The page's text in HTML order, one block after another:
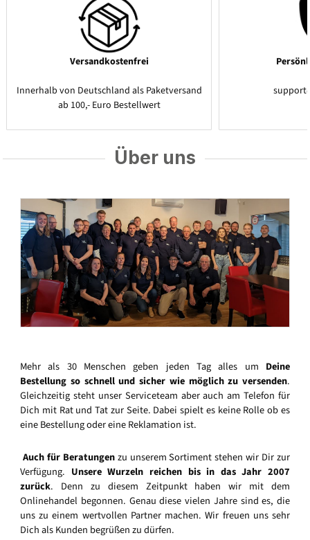
Versandkostenfrei
Innerhalb von Deutschland als Paketversand
ab 100,- Euro Bestellwert
Über uns
Mehr als 30 Menschen geben jeden Tag alles um Deine
Bestellung so schnell und sicher wie möglich zu versenden.
Gleichzeitig steht unser Serviceteam aber auch am Telefon für
Dich mit Rat und Tat zur Seite. Dabei spielt es keine Rolle ob es
eine Bestellung oder eine Reklamation ist.
Auch für Beratungenzu unserem Sortiment stehen wir Dir zur
Verfügung. Unsere Wurzeln reichen bis in das Jahr 2007
zurück. Denn zu diesem Zeitpunkt haben wir mit dem
Onlinehandel begonnen. Genau diese vielen Jahre sind es, die
uns zu einem wertvollen Partner machen. Wir freuen uns sehr
Dich als Kunden begrüßen zu dürfen.